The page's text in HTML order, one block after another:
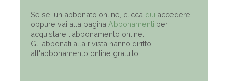
Se sei un abbonato online, clicca qui accedere,
oppure vai alla pagina Abbonamenti per
acquistare l'abbonamento online.
Gli abbonati alla rivista hanno diritto
all'abbonamento online gratuito!